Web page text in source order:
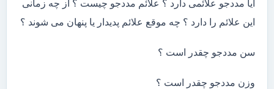
آیا مددجو علائمی دارد ؟ علائم مددجو چیست ؟ از چه زمانی
این علائم را دارد ؟ چه موقع علائم پدیدار یا پنهان می شوند ؟
سن مددجو چقدر است ؟
وزن مددجو چقدر است ؟